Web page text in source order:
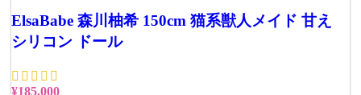
ElsaBabe 森川柚希 150cm 猫系獣人メイド 甘え
シリコン ドール
¥185,000